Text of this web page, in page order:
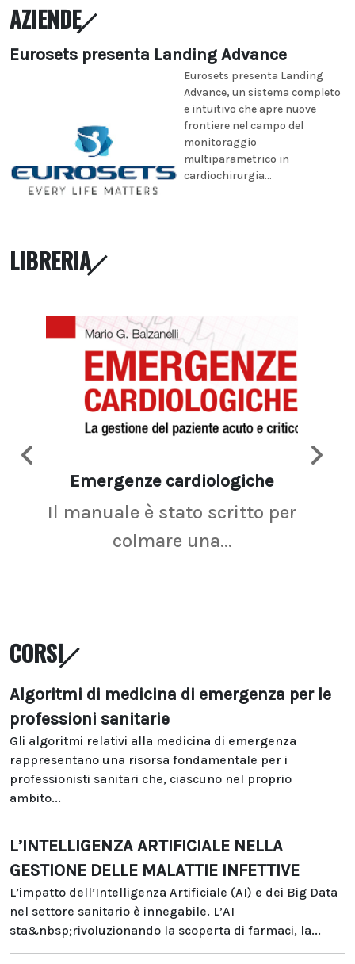
AZIENDE
Eurosets presenta Landing Advance
Eurosets presenta Landing
Advance, un sistema completo
e intuitivo che apre nuove
frontiere nel campo del
monitoraggio
multiparametrico in
cardiochirurgia...
LIBRERIA
Emergenze cardiologiche
Il manuale è stato scritto per
colmare una...
CORSI
Algoritmi di medicina di emergenza per le
professioni sanitarie
Gli algoritmi relativi alla medicina di emergenza
rappresentano una risorsa fondamentale per i
professionisti sanitari che, ciascuno nel proprio
ambito...
L’INTELLIGENZA ARTIFICIALE NELLA
GESTIONE DELLE MALATTIE INFETTIVE
L’impatto dell’Intelligenza Artificiale (AI) e dei Big Data
nel settore sanitario è innegabile. L’AI
sta&nbsp;rivoluzionando la scoperta di farmaci, la...